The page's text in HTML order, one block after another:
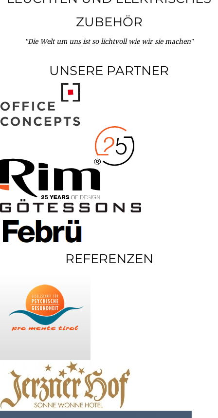
ZUBEHÖR
"Die Welt um uns ist so lichtvoll wie wir sie machen"
UNSERE PARTNER
REFERENZEN